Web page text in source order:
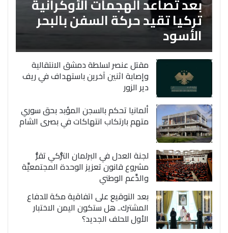
تركيا تقيد حركة السفن بالبحر
الأسود
مقتل عنصر لسلطة دمشق الانتقالية
وإصابة اثنين آخرين باستهداف في ريف
دير الزور
ألمانيا تحكم بالسجن المؤبد بحق سوري
متهم بارتكاب انتهاكات في بصرى الشام
لجنة العدل في البرلمان التُّركي تقرُّ
مشروع قانون تعزيز الوحدة المجتمعيَّة
والدَّعم الوطني
بعد التوقيع على اتفاقية مكة للدفاع
المشترك.. هل ستكون اليمن الاختبار
الأول للحلف الجديد؟